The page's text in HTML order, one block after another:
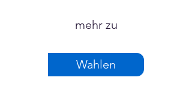
mehr zu
Wahlen